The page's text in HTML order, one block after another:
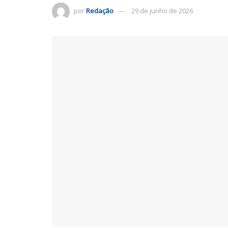
porRedação 29 de junho de 2026